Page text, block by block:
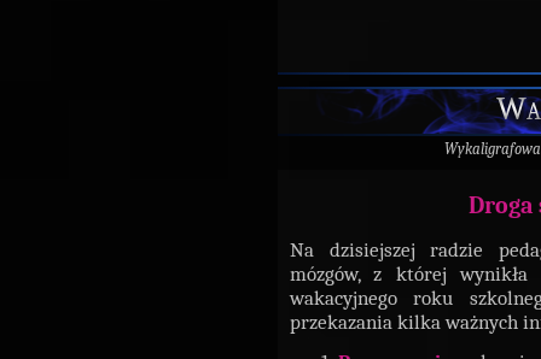
Droga
Na dzisiejszej radzie
mózgów, z której
wakacyjnego roku
przekazania kilka ważnych